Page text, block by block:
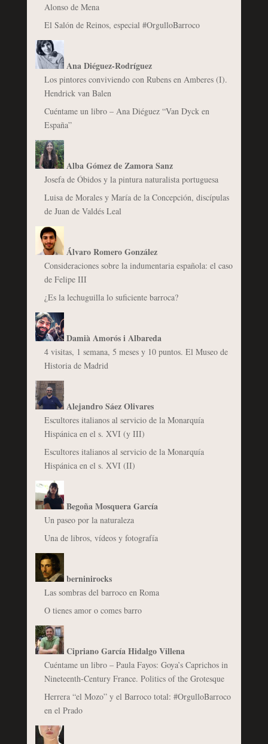
Alonso de Mena
El Salón de Reinos, especial #OrgulloBarroco
Ana Diéguez-Rodríguez
Los pintores conviviendo con Rubens en Amberes (I).
Hendrick van Balen
Cuéntame un libro – Ana Diéguez “Van Dyck en
España”
Alba Gómez de Zamora Sanz
Josefa de Óbidos y la pintura naturalista portuguesa
Luisa de Morales y María de la Concepción, discípulas
de Juan de Valdés Leal
Álvaro Romero González
Consideraciones sobre la indumentaria española: el caso
de Felipe III
¿Es la lechuguilla lo suficiente barroca?
Damià Amorós i Albareda
4 visitas, 1 semana, 5 meses y 10 puntos. El Museo de
Historia de Madrid
Alejandro Sáez Olivares
Escultores italianos al servicio de la Monarquía
Hispánica en el s. XVI (y III)
Escultores italianos al servicio de la Monarquía
Hispánica en el s. XVI (II)
Begoña Mosquera García
Un paseo por la naturaleza
Una de libros, vídeos y fotografía
berninirocks
Las sombras del barroco en Roma
O tienes amor o comes barro
Cipriano García Hidalgo Villena
Cuéntame un libro – Paula Fayos: Goya’s Caprichos in
Nineteenth-Century France. Politics of the Grotesque
Herrera “el Mozo” y el Barroco total: #OrgulloBarroco
en el Prado